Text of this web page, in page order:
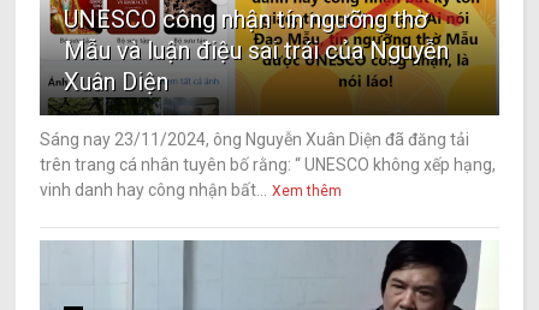
UNESCO công nhận tín ngưỡng thờ
Mẫu và luận điệu sai trái của Nguyễn
Xuân Diện
Sáng nay 23/11/2024, ông Nguyễn Xuân Diện đã đăng tải
trên trang cá nhân tuyên bố rằng: “ UNESCO không xếp hạng,
vinh danh hay công nhận bất...
Xem thêm